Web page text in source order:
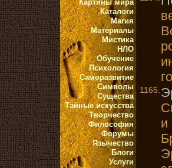
Картины мира
Каталоги
Магия
Материалы
Мистика
НЛО
Обучение
Психология
Саморазвитие
Символы
Существа
Тайные искусства
Творчество
Философия
Форумы
Язычество
Блоги
Услуги
1165.
и